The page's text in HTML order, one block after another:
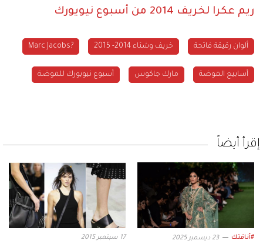
ريم عكرا لخريف 2014 من أسبوع نيويورك
ألوان رقيقة فاتحة خريف وشتاء 2014- 2015 ‏?Marc Jacobs
أسابيع الموضة مارك جاكوس أسبوع نيويورك للموضة
إقرأ أيضاً
#أناقتك 23 ديسمبر 2025 17 سبتمبر 2015